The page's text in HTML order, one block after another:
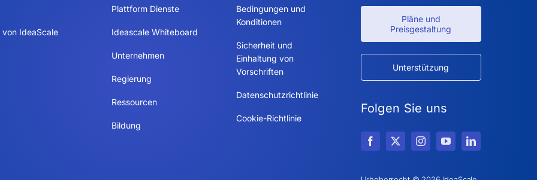
von IdeaScale
Plattform Dienste
Ideascale Whiteboard
Unternehmen
Regierung
Ressourcen
Bildung
Bedingungen und
Konditionen
Sicherheit und
Einhaltung von
Vorschriften
Datenschutzrichtlinie
Cookie-Richtlinie
Pläne und
Preisgestaltung
Unterstützung
Folgen Sie uns